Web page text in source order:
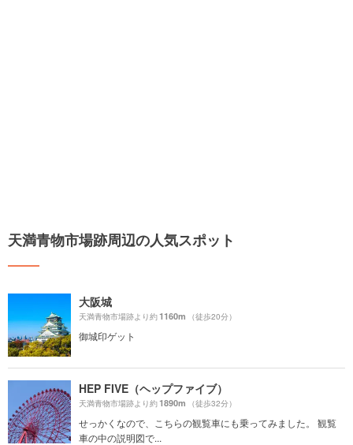
天満青物市場跡周辺の人気スポット
大阪城
天満青物市場跡より約1160m （徒歩20分）
御城印ゲット
HEP FIVE（ヘップファイブ）
天満青物市場跡より約1890m （徒歩32分）
せっかくなので、こちらの観覧車にも乗ってみました。 観覧
車の中の説明図で...